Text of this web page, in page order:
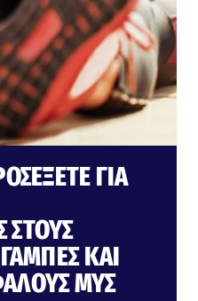
ΓΙΑ
ΣΤΟΥΣ
ΚΑΙ
ΜΥΣ